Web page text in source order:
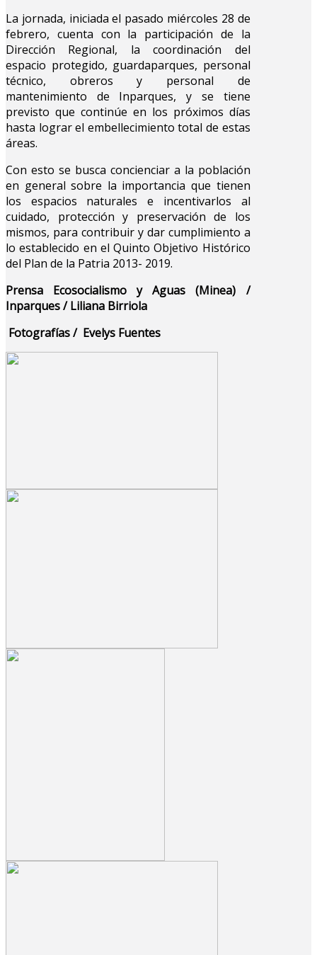
La jornada, iniciada el pasado miércoles 28 de
febrero, cuenta con la participación de la
Dirección Regional, la coordinación del
espacio protegido, guardaparques, personal
técnico, obreros y personal de
mantenimiento de Inparques, y se tiene
previsto que continúe en los próximos días
hasta lograr el embellecimiento total de estas
áreas.
Con esto se busca concienciar a la población
en general sobre la importancia que tienen
los espacios naturales e incentivarlos al
cuidado, protección y preservación de los
mismos, para contribuir y dar cumplimiento a
lo establecido en el Quinto Objetivo Histórico
del Plan de la Patria 2013- 2019.
Prensa Ecosocialismo y Aguas (Minea) /
Inparques / Liliana Birriola
Fotografías / Evelys Fuentes